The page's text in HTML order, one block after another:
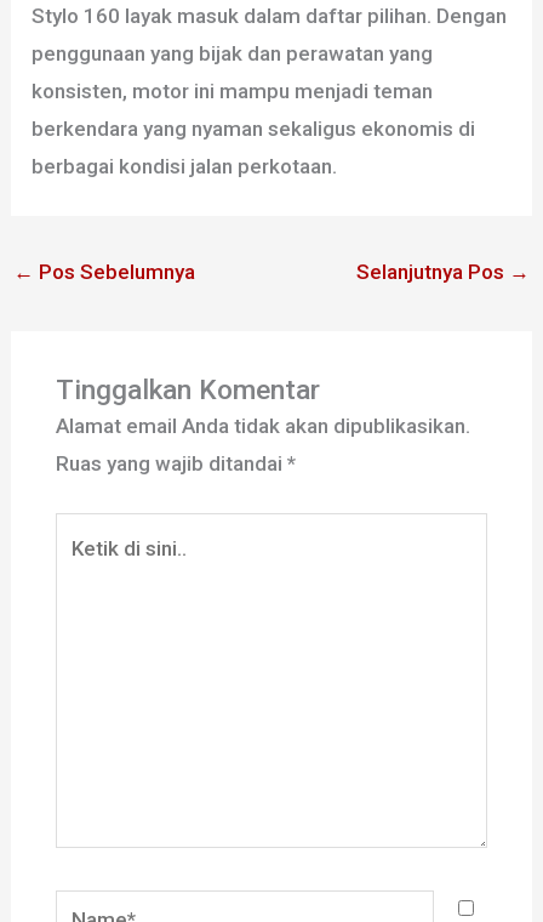
Stylo 160 layak masuk dalam daftar pilihan. Dengan
penggunaan yang bijak dan perawatan yang
konsisten, motor ini mampu menjadi teman
berkendara yang nyaman sekaligus ekonomis di
berbagai kondisi jalan perkotaan.
← Pos Sebelumnya Selanjutnya Pos →
Tinggalkan Komentar
Alamat email Anda tidak akan dipublikasikan.
Ruas yang wajib ditandai *
Name*